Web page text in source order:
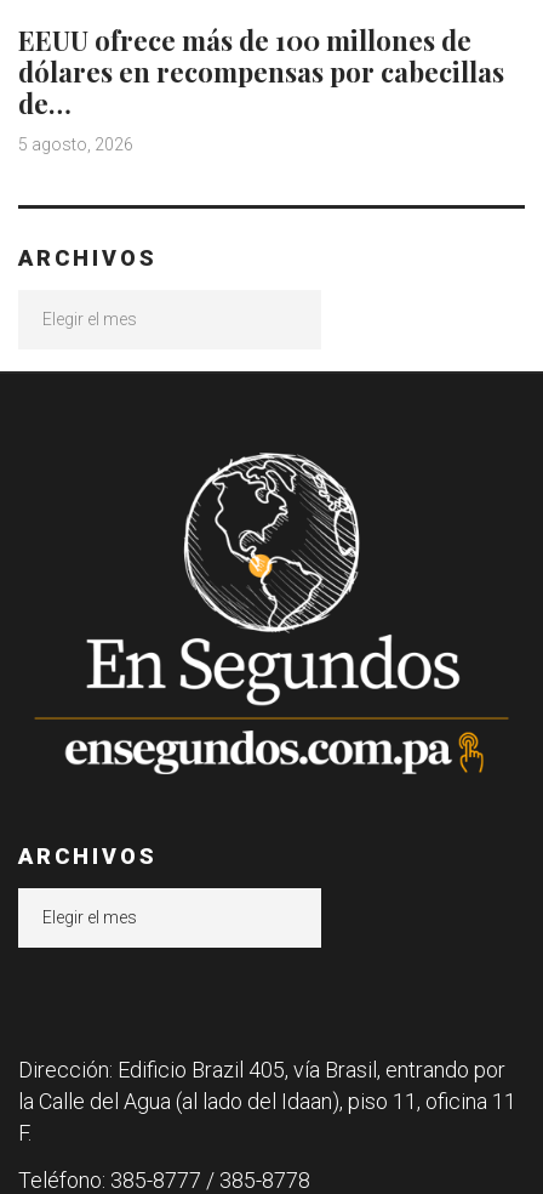
EEUU ofrece más de 100 millones de
dólares en recompensas por cabecillas
de…
5 agosto, 2026
ARCHIVOS
ARCHIVOS
Dirección: Edificio Brazil 405, vía Brasil, entrando por
la Calle del Agua (al lado del Idaan), piso 11, oficina 11
F.
Teléfono: 385-8777 / 385-8778